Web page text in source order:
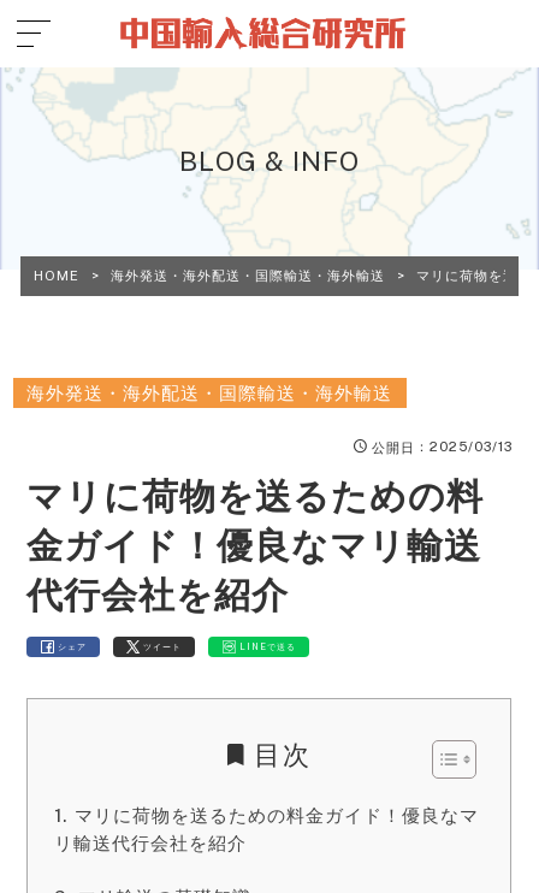
BLOG & INFO
HOME > 海外発送・海外配送・国際輸送・海外輸送 > マリに荷物を送る
海外発送・海外配送・国際輸送・海外輸送
公開日 ：2025/03/13
マリに荷物を送るための料
金ガイド！優良なマリ輸送
代行会社を紹介
シェア ツイート LINEで送る
目次
マリに荷物を送るための料金ガイド！優良なマ
リ輸送代行会社を紹介